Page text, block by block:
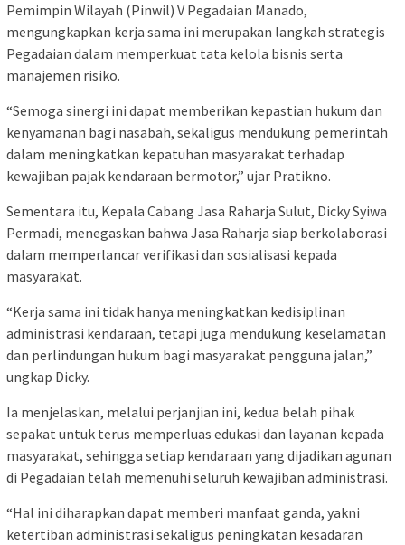
Pemimpin Wilayah (Pinwil) V Pegadaian Manado,
mengungkapkan kerja sama ini merupakan langkah strategis
Pegadaian dalam memperkuat tata kelola bisnis serta
manajemen risiko.
“Semoga sinergi ini dapat memberikan kepastian hukum dan
kenyamanan bagi nasabah, sekaligus mendukung pemerintah
dalam meningkatkan kepatuhan masyarakat terhadap
kewajiban pajak kendaraan bermotor,” ujar Pratikno.
Sementara itu, Kepala Cabang Jasa Raharja Sulut, Dicky Syiwa
Permadi, menegaskan bahwa Jasa Raharja siap berkolaborasi
dalam memperlancar verifikasi dan sosialisasi kepada
masyarakat.
“Kerja sama ini tidak hanya meningkatkan kedisiplinan
administrasi kendaraan, tetapi juga mendukung keselamatan
dan perlindungan hukum bagi masyarakat pengguna jalan,”
ungkap Dicky.
Ia menjelaskan, melalui perjanjian ini, kedua belah pihak
sepakat untuk terus memperluas edukasi dan layanan kepada
masyarakat, sehingga setiap kendaraan yang dijadikan agunan
di Pegadaian telah memenuhi seluruh kewajiban administrasi.
“Hal ini diharapkan dapat memberi manfaat ganda, yakni
ketertiban administrasi sekaligus peningkatan kesadaran